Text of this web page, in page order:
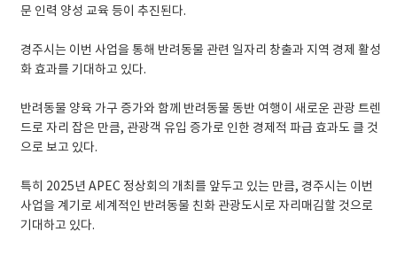
문 인력 양성 교육 등이 추진된다.
경주시는 이번 사업을 통해 반려동물 관련 일자리 창출과 지역 경제 활성
화 효과를 기대하고 있다.
반려동물 양육 가구 증가와 함께 반려동물 동반 여행이 새로운 관광 트렌
드로 자리 잡은 만큼, 관광객 유입 증가로 인한 경제적 파급 효과도 클 것
으로 보고 있다.
특히 2025년 APEC 정상회의 개최를 앞두고 있는 만큼, 경주시는 이번
사업을 계기로 세계적인 반려동물 친화 관광도시로 자리매김할 것으로
기대하고 있다.